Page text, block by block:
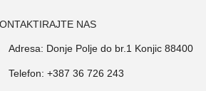
NAS
Adresa: Donje Polje do br.1 Konjic 88400
Telefon: +387 36 726 243